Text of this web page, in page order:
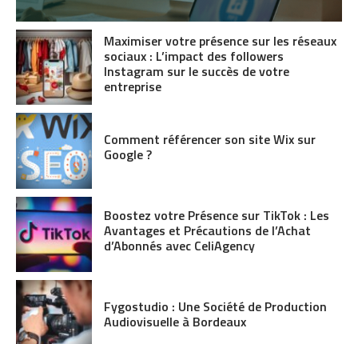
Maximiser votre présence sur les réseaux
sociaux : L’impact des followers
Instagram sur le succès de votre
entreprise
Comment référencer son site Wix sur
Google ?
Boostez votre Présence sur TikTok : Les
Avantages et Précautions de l’Achat
d’Abonnés avec CeliAgency
Fygostudio : Une Société de Production
Audiovisuelle à Bordeaux